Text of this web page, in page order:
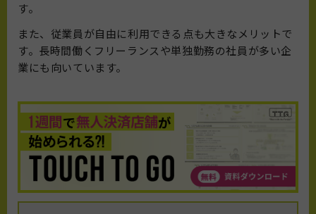
す。
また、従業員が自由に利用できる点も大きなメリットで
す。長時間働くフリーランスや単独勤務の社員が多い企
業にも向いています。